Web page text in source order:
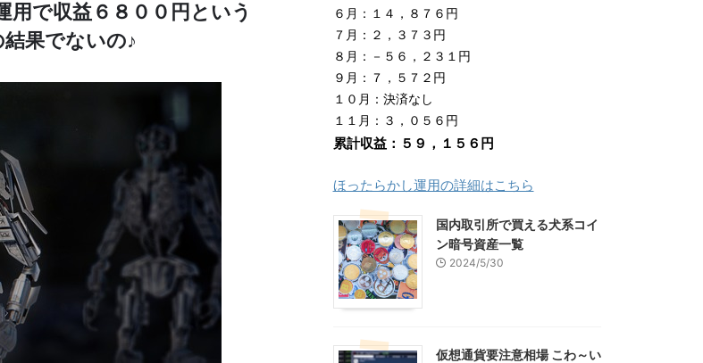
で収益６８００円という
果でないの♪
６月：１４，８７６円
７月：２，３７３円
８月：－５６，２３１円
９月：７，５７２円
１０月：決済なし
１１月：３，０５６円
累計収益：５９，１５６円
ほったらかし運用の詳細はこちら
国内取引所で買える犬系コイ
ン暗号資産一覧
2024/5/30
仮想通貨要注意相場 こわ～い